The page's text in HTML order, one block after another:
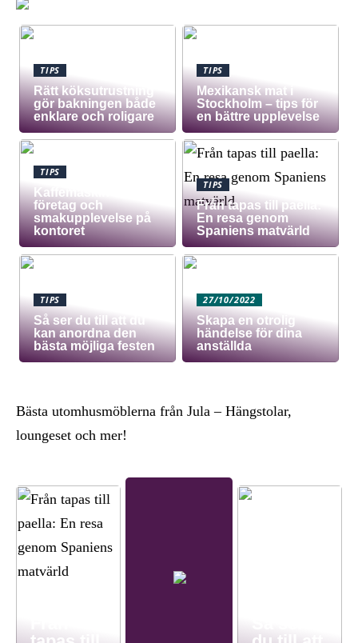
TIPS
Rätt köksutrustning
gör bakningen både
enklare och roligare
TIPS
Mexikansk mat i
Stockholm – tips för
en bättre upplevelse
TIPS
Kaffemaskin för
företag och
smakupplevelse på
kontoret
TIPS
Från tapas till paella:
En resa genom
Spaniens matvärld
TIPS
Så ser du till att du
kan anordna den
bästa möjliga festen
27/10/2022
Skapa en otrolig
händelse för dina
anställda
Bästa utomhusmöblerna från Jula – Hängstolar,
loungeset och mer!